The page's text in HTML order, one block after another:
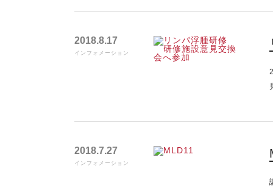
2018.8.17
インフォメーション
2018.7.27
インフォメーション